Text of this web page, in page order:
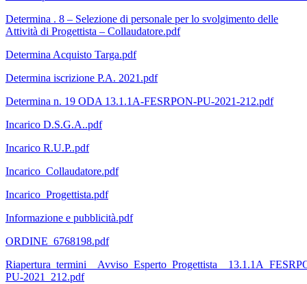
Determina . 8 – Selezione di personale per lo svolgimento delle
Attività di Progettista – Collaudatore.pdf
Determina Acquisto Targa.pdf
Determina iscrizione P.A. 2021.pdf
Determina n. 19 ODA 13.1.1A-FESRPON-PU-2021-212.pdf
Incarico D.S.G.A..pdf
Incarico R.U.P..pdf
Incarico_Collaudatore.pdf
Incarico_Progettista.pdf
Informazione e pubblicità.pdf
ORDINE_6768198.pdf
PU-2021_212.pdf